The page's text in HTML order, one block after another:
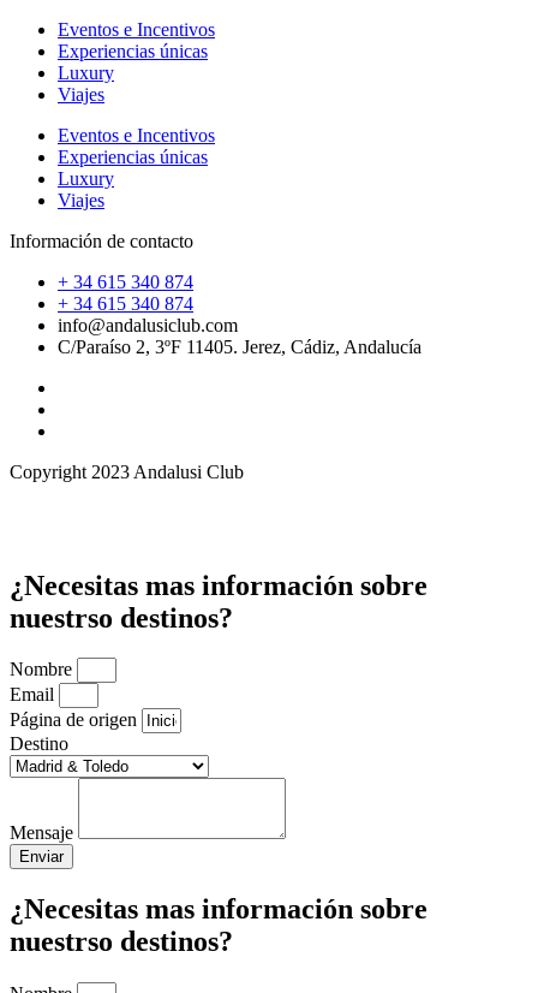
Eventos e Incentivos
Experiencias únicas
Luxury
Viajes
Eventos e Incentivos
Experiencias únicas
Luxury
Viajes
Información de contacto
+ 34 615 340 874
+ 34 615 340 874
info@andalusiclub.com
C/Paraíso 2, 3ºF 11405. Jerez, Cádiz, Andalucía
Copyright 2023 Andalusi Club
¿Necesitas mas información sobre
nuestrso destinos?
Nombre
Email
Página de origen
Destino
Mensaje
Enviar
¿Necesitas mas información sobre
nuestrso destinos?